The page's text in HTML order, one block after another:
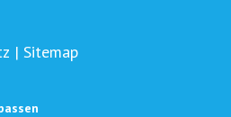
| Sitemap